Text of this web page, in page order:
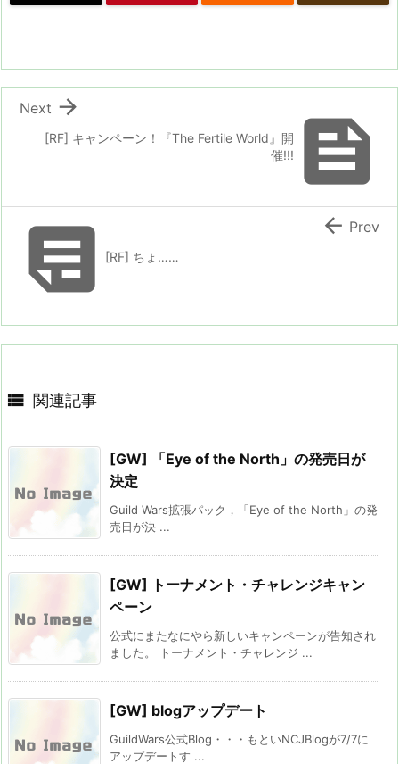

[RF] キャンペーン！『The Fertile World』開
催!!!

Next
[RF] ちょ……
 Prev
 関連記事
[GW] 「Eye of the North」の発売日が
決定
Guild Wars拡張パック，「Eye of the North」の発
売日が決 ...
[GW] トーナメント・チャレンジキャン
ペーン
公式にまたなにやら新しいキャンペーンが告知され
ました。 トーナメント・チャレンジ ...
[GW] blogアップデート
GuildWars公式Blog・・・もといNCJBlogが7/7に
アップデートす ...